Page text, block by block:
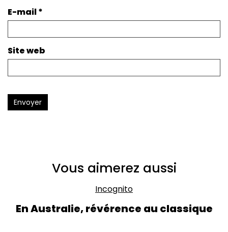
E-mail*
Site web
Envoyer
Vous aimerez aussi
Incognito
En Australie, révérence au classique